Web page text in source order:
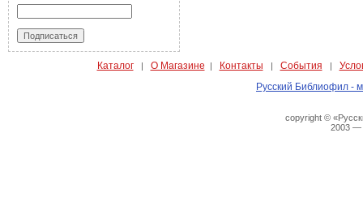
Каталог| О Магазине | Контакты | События |
Русский Библиофил -
copyright ©
2003 —